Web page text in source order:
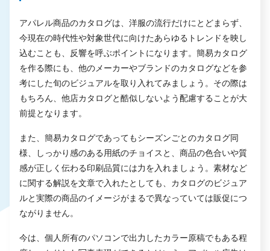
アパレル商品のカタログは、洋服の流行だけにとどまらず、
今現在の時代性や対象世代に向けたあらゆるトレンドを映し
込むことも、反響を呼ぶポイントになります。簡易カタログ
を作る際にも、他のメーカーやブランドのカタログなどを参
考にした旬のビジュアルを取り入れてみましょう。その際は
もちろん、他店カタログと酷似しないよう配慮することが大
前提となります。
また、簡易カタログであってもシーズンごとのカタログ同
様、しっかり感のある用紙のチョイスと、商品の色合いや質
感が正しく伝わる印刷品質には力を入れましょう。素材など
に関する解説を文章で入れたとしても、カタログのビジュア
ルと実際の商品のイメージがまるで異なっていては販促につ
ながりません。
今は、個人所有のパソコンで出力したカラー原稿でもある程